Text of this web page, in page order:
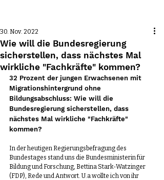
Wie will die Bundesregierung
sicherstellen, dass nächstes Mal
wirkliche "Fachkräfte" kommen?
30. Nov. 2022
32 Prozent der jungen Erwachsenen mit
Migrationshintergrund ohne
Bildungsabschluss: Wie will die
Bundesregierung sicherstellen, dass
nächstes Mal wirkliche "Fachkräfte"
kommen?
In der heutigen Regierungsbefragung des
Bundestages stand uns die Bundesministerin für
Bildung und Forschung, Bettina Stark-Watzinger
(FDP), Rede und Antwort. U.a wollte ich von ihr